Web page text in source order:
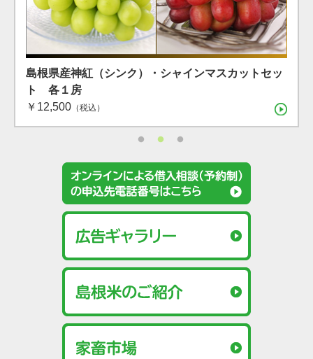
島根県産 シャインマスカット １房（600g）（7月下
旬〜8月上旬）
（税込）
島根県産神紅（シンク）・シャインマスカットセッ
ト 各１房
￥12,500 （税込）
島根県産 アールスメロン2玉箱
（税込）